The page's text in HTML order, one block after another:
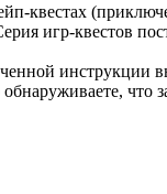
игр-квестов
инструкции